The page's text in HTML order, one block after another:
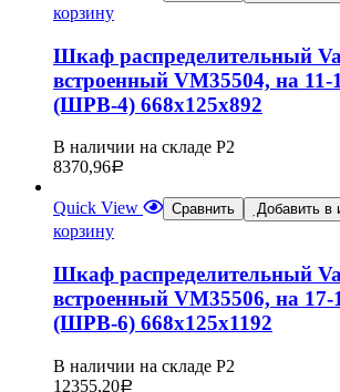
корзину
Шкаф распределительный
встроенный VM35504, на 11-
(ШРВ-4) 668х125х892
В наличии на складе Р2
8370,96Р
Quick View Сравнить Добавить в
корзину
Шкаф распределительный
встроенный VM35506, на 17-
(ШРВ-6) 668х125х1192
В наличии на складе Р2
12355,20Р